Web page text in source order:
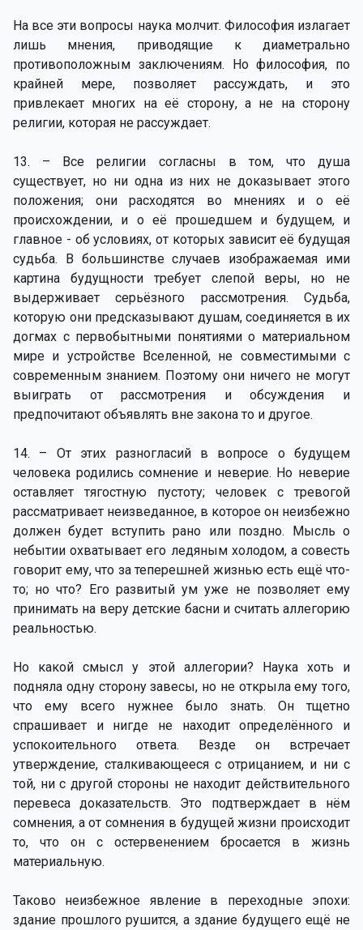
На все эти вопросы наука молчит. Философия излагает
лишь мнения, приводящие к диаметрально
противоположным заключениям. Но философия, по
крайней мере, позволяет рассуждать, и это
привлекает многих на её сторону, а не на сторону
религии, которая не рассуждает.
13. – Все религии согласны в том, что душа
существует, но ни одна из них не доказывает этого
положения; они расходятся во мнениях и о её
происхождении, и о её прошедшем и будущем, и
главное - об условиях, от которых зависит её будущая
судьба. В большинстве случаев изображаемая ими
картина будущности требует слепой веры, но не
выдерживает серьёзного рассмотрения. Судьба,
которую они предсказывают душам, соединяется в их
догмах с первобытными понятиями о материальном
мире и устройстве Вселенной, не совместимыми с
современным знанием. Поэтому они ничего не могут
выиграть от рассмотрения и обсуждения и
предпочитают объявлять вне закона то и другое.
14. – От этих разногласий в вопросе о будущем
человека родились сомнение и неверие. Но неверие
оставляет тягостную пустоту; человек с тревогой
рассматривает неизведанное, в которое он неизбежно
должен будет вступить рано или поздно. Мысль о
небытии охватывает его ледяным холодом, а совесть
говорит ему, что за теперешней жизнью есть ещё что-
то; но что? Его развитый ум уже не позволяет ему
принимать на веру детские басни и считать аллегорию
реальностью.
Но какой смысл у этой аллегории? Наука хоть и
подняла одну сторону завесы, но не открыла ему того,
что ему всего нужнее было знать. Он тщетно
спрашивает и нигде не находит определённого и
успокоительного ответа. Везде он встречает
утверждение, сталкивающееся с отрицанием, и ни с
той, ни с другой стороны не находит действительного
перевеса доказательств. Это подтверждает в нём
сомнения, а от сомнения в будущей жизни происходит
то, что он с остервенением бросается в жизнь
материальную.
Таково неизбежное явление в переходные эпохи:
здание прошлого рушится, а здание будущего ещё не